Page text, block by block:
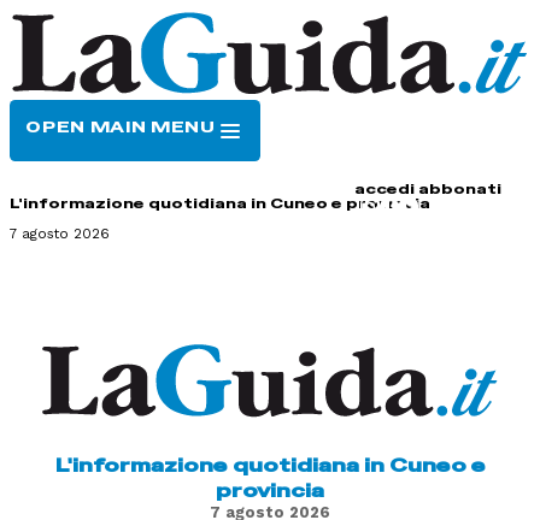
OPEN MAIN MENU
accedi abbonati
L'informazione quotidiana in Cuneo e provincia
7 agosto 2026
L'informazione quotidiana in Cuneo e
provincia
7 agosto 2026